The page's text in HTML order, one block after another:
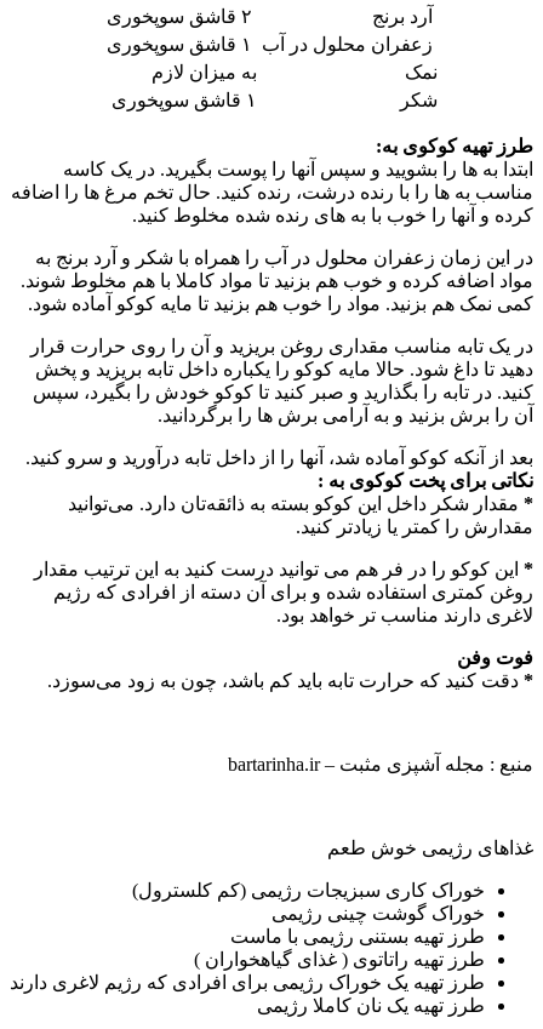
آرد برنج
زعفران محلول در آب
نمک
به میزان لازم
شکر
۱ قاشق سوپخوری
طرز تهیه کوکوی به:
ابتدا به ها را بشویید و سپس آنها را پوست بگیرید. در یک کاسه
مناسب به ها را با رنده درشت، رنده کنید. حال تخم مرغ ها را اضافه
کرده و آنها را خوب با به های رنده شده مخلوط کنید.
در این زمان زعفران محلول در آب را همراه با شکر و آرد برنج به
مواد اضافه کرده و خوب هم بزنید تا مواد کاملا با هم مخلوط شوند.
کمی نمک هم بزنید. مواد را خوب هم بزنید تا مایه کوکو آماده شود.
در یک تابه مناسب مقداری روغن بریزید و آن را روی حرارت قرار
دهید تا داغ شود. حالا مایه کوکو را یکباره داخل تابه بریزید و پخش
کنید. در تابه را بگذارید و صبر کنید تا کوکو خودش را بگیرد، سپس
آن را برش بزنید و به آرامی برش ها را برگردانید.
بعد از آنکه کوکو آماده شد، آنها را از داخل تابه درآورید و سرو کنید.
نکاتی برای پخت کوکوی به :
* مقدار شکر داخل این کوکو بسته به ذائقه‌تان دارد. می‌توانید
مقدارش را کمتر یا زیادتر کنید.
* این کوکو را در فر هم می توانید درست کنید به این ترتیب مقدار
روغن کمتری استفاده شده و برای آن دسته از افرادی که رژیم
لاغری دارند مناسب تر خواهد بود.
فوت وفن
* دقت کنید که حرارت تابه باید کم باشد، چون به زود می‌سوزد.
منبع : مجله آشپزی مثبت – bartarinha.ir
غذاهای رژیمی خوش طعم
خوراک کاری سبزیجات رژیمی (کم کلسترول)
خوراک گوشت چینی رژیمی
طرز تهیه بستنی رژیمی با ماست
طرز تهیه راتاتوی ( غذای گیاهخواران )
طرز تهیه یک خوراک رژیمی برای افرادی که رژیم لاغری دارند
طرز تهیه یک نان کاملا رژیمی